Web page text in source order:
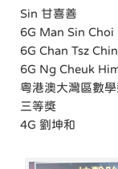
Sin 甘喜善
6G Man Sin Choi
6G Chan Tsz
6G Ng Cheuk
粤港澳大灣區數
三等獎
4G 劉坤和